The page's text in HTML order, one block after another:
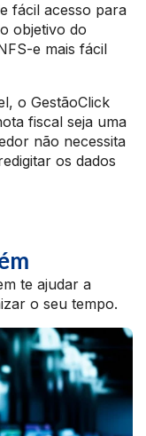
fácil acesso para
objetivo do
e mais fácil
o GestãoClick
fiscal seja uma
não necessita
os dados
te ajudar a
o seu tempo.